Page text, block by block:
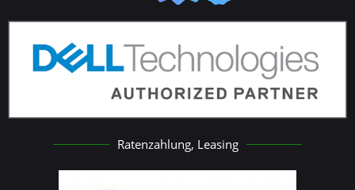
Ratenzahlung, Leasing